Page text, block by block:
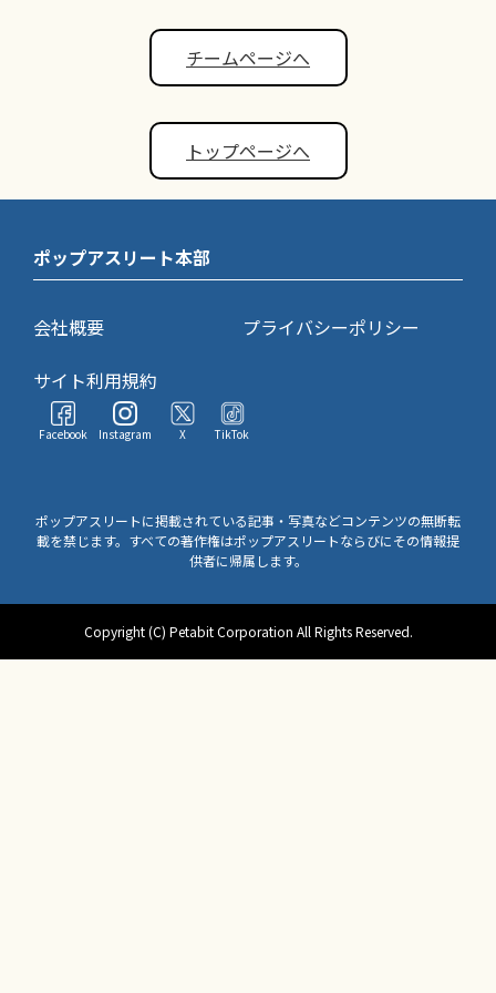
チームページへ
トップページへ
ポップアスリート本部
会社概要
プライバシーポリシー
サイト利用規約
Facebook Instagram X TikTok
ポップアスリートに掲載されている記事・写真などコンテンツの無断転
載を禁じます。すべての著作権はポップアスリートならびにその情報提
供者に帰属します。
Copyright (C) Petabit Corporation All Rights Reserved.